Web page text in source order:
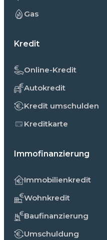
Gas
Kredit
Online-Kredit
Autokredit
Kredit umschulden
Kreditkarte
Immofinanzierung
Immobilienkredit
Wohnkredit
Baufinanzierung
Umschuldung